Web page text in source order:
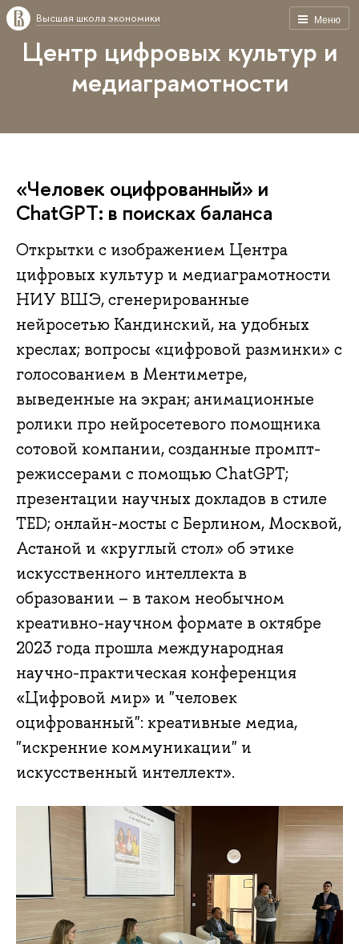
Меню
Высшая школа экономики
Центр цифровых культур и
медиаграмотности
«Человек оцифрованный» и
ChatGPT: в поисках баланса
Открытки с изображением Центра
цифровых культур и медиаграмотности
НИУ ВШЭ, сгенерированные
нейросетью Кандинский, на удобных
креслах; вопросы «цифровой разминки» с
голосованием в Ментиметре,
выведенные на экран; анимационные
ролики про нейросетевого помощника
сотовой компании, созданные промпт-
режиссерами с помощью ChatGPT;
презентации научных докладов в стиле
TED; онлайн-мосты с Берлином, Москвой,
Астаной и «круглый стол» об этике
искусственного интеллекта в
образовании – в таком необычном
креативно-научном формате в октябре
2023 года прошла международная
научно-практическая конференция
«Цифровой мир» и "человек
оцифрованный": креативные медиа,
"искренние коммуникации" и
искусственный интеллект».